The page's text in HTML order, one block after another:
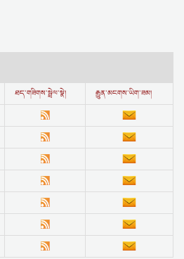
ཐད་གཟིགས་སྦྲེལ་སྣེ།
རྒྱུན་མངགས་ཡིག་ཟམ།